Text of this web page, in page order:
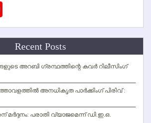
Channel
Recent Posts
അറബി ഗ്രന്ഥത്തിന്റെ കവര്‍ റിലീസിംഗ്
അനധികൃത പാര്‍ക്കിംഗ് പിരിവ് :
മര്‍ദ്ദനം: പരാതി വ്യാജമെന്ന് ഡി.ഇ.ഒ.